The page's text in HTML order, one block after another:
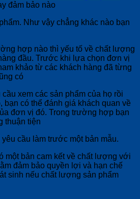
đảm bảo nào
Như vậy chẳng khác nào bạn
hợp nào thì yếu tố về chất lượng
đầu. Trước khi lựa chọn đơn vị
khảo từ các khách hàng đã từng
có
xem các sản phẩm của họ rồi
bạn có thể đánh giá khách quan về
đơn vị đó. Trong trường hợp bạn
thuận tiện
cầu làm trước một bản mẫu.
một bản cam kết về chất lượng với
đảm bảo quyền lợi và hạn chế
sinh nếu chất lượng sản phẩm